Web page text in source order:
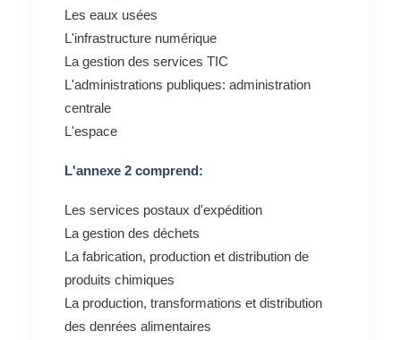
Les eaux usées
L'infrastructure numérique
La gestion des services TIC
L'administrations publiques: administration
centrale
L'espace
L'annexe 2 comprend:
Les services postaux d'expédition
La gestion des déchets
La fabrication, production et distribution de
produits chimiques
La production, transformations et distribution
des denrées alimentaires